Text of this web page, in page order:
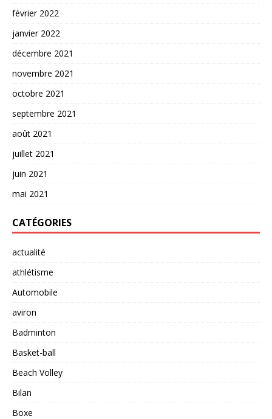
février 2022
janvier 2022
décembre 2021
novembre 2021
octobre 2021
septembre 2021
août 2021
juillet 2021
juin 2021
mai 2021
CATÉGORIES
actualité
athlétisme
Automobile
aviron
Badminton
Basket-ball
Beach Volley
Bilan
Boxe